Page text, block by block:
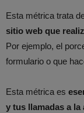
Esta métrica trata
sitio web que
Por ejemplo, el
formulario o que
Esta métrica es
y tus llamadas a la